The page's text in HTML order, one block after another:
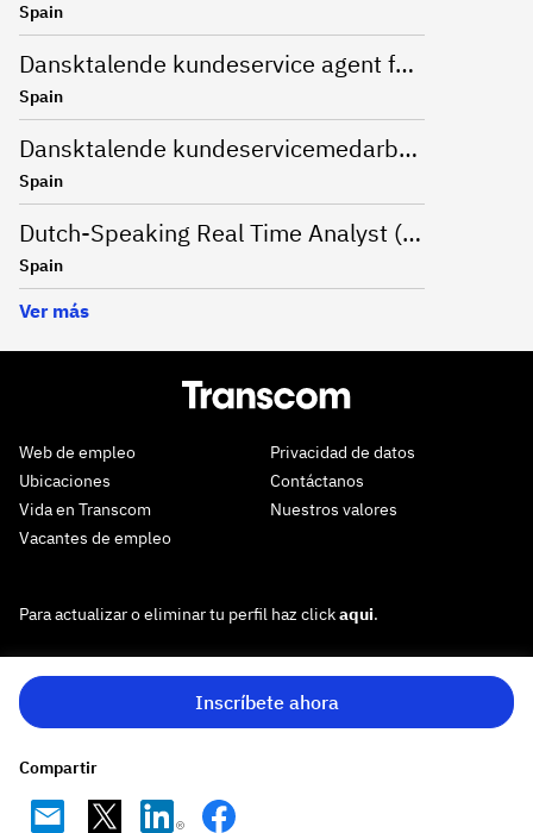
Inscríbete ahora
Compartir
Spain
Dansktalende kundeservice agent for Nespresso
Spain
Dansktalende kundeservicemedarbejder
Spain
Dutch-Speaking Real Time Analyst (RTA) - Odido Nearshore Spain
Spain
Ver más
Web de empleo
Ubicaciones
Vida en Transcom
Vacantes de empleo
Privacidad de datos
Contáctanos
Nuestros valores
Para actualizar o eliminar tu perfil haz clickaqui.